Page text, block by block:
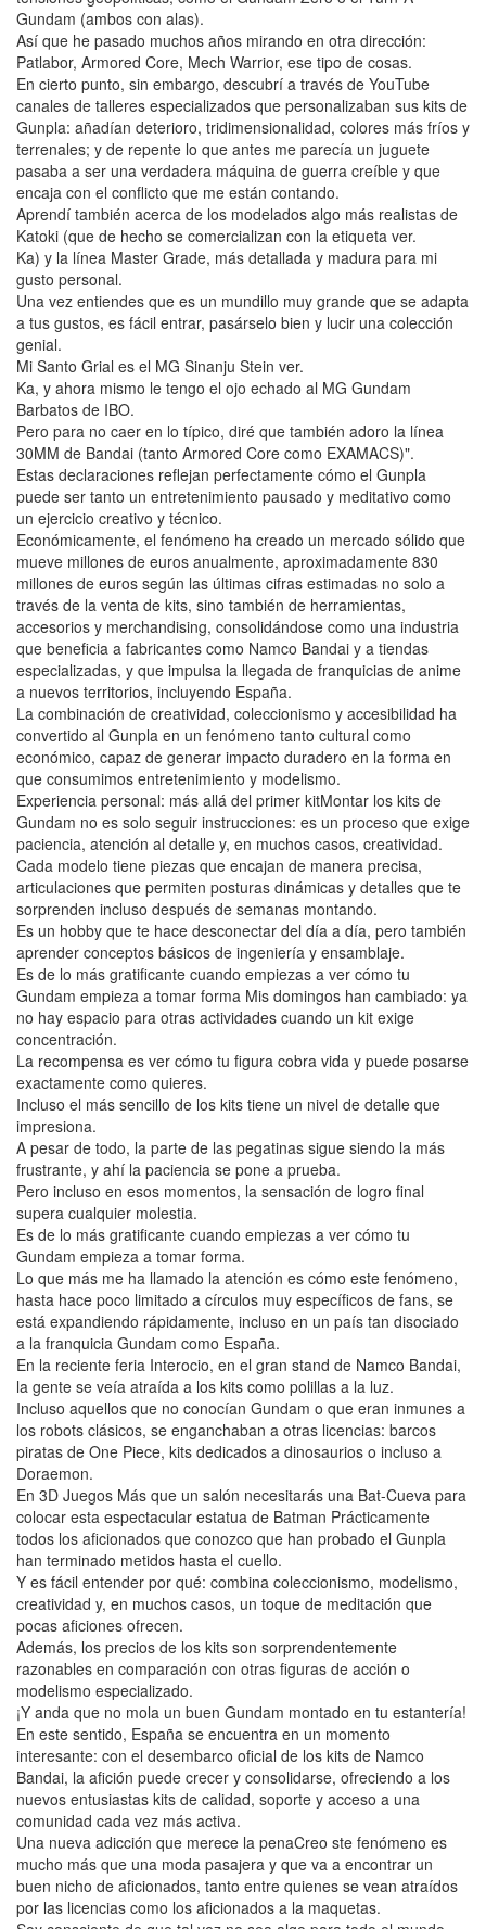
Gundam (ambos con alas).
Así que he pasado muchos años mirando en otra dirección:
Patlabor, Armored Core, Mech Warrior, ese tipo de cosas.
En cierto punto, sin embargo, descubrí a través de YouTube
canales de talleres especializados que personalizaban sus kits de
Gunpla: añadían deterioro, tridimensionalidad, colores más fríos y
terrenales; y de repente lo que antes me parecía un juguete
pasaba a ser una verdadera máquina de guerra creíble y que
encaja con el conflicto que me están contando.
Aprendí también acerca de los modelados algo más realistas de
Katoki (que de hecho se comercializan con la etiqueta ver.
Ka) y la línea Master Grade, más detallada y madura para mi
gusto personal.
Una vez entiendes que es un mundillo muy grande que se adapta
a tus gustos, es fácil entrar, pasárselo bien y lucir una colección
genial.
Mi Santo Grial es el MG Sinanju Stein ver.
Ka, y ahora mismo le tengo el ojo echado al MG Gundam
Barbatos de IBO.
Pero para no caer en lo típico, diré que también adoro la línea
30MM de Bandai (tanto Armored Core como EXAMACS)".
Estas declaraciones reflejan perfectamente cómo el Gunpla
puede ser tanto un entretenimiento pausado y meditativo como
un ejercicio creativo y técnico.
Económicamente, el fenómeno ha creado un mercado sólido que
mueve millones de euros anualmente, aproximadamente 830
millones de euros según las últimas cifras estimadas no solo a
través de la venta de kits, sino también de herramientas,
accesorios y merchandising, consolidándose como una industria
que beneficia a fabricantes como Namco Bandai y a tiendas
especializadas, y que impulsa la llegada de franquicias de anime
a nuevos territorios, incluyendo España.
La combinación de creatividad, coleccionismo y accesibilidad ha
convertido al Gunpla en un fenómeno tanto cultural como
económico, capaz de generar impacto duradero en la forma en
que consumimos entretenimiento y modelismo.
Experiencia personal: más allá del primer kitMontar los kits de
Gundam no es solo seguir instrucciones: es un proceso que exige
paciencia, atención al detalle y, en muchos casos, creatividad.
Cada modelo tiene piezas que encajan de manera precisa,
articulaciones que permiten posturas dinámicas y detalles que te
sorprenden incluso después de semanas montando.
Es un hobby que te hace desconectar del día a día, pero también
aprender conceptos básicos de ingeniería y ensamblaje.
Es de lo más gratificante cuando empiezas a ver cómo tu
Gundam empieza a tomar forma Mis domingos han cambiado: ya
no hay espacio para otras actividades cuando un kit exige
concentración.
La recompensa es ver cómo tu figura cobra vida y puede posarse
exactamente como quieres.
Incluso el más sencillo de los kits tiene un nivel de detalle que
impresiona.
A pesar de todo, la parte de las pegatinas sigue siendo la más
frustrante, y ahí la paciencia se pone a prueba.
Pero incluso en esos momentos, la sensación de logro final
supera cualquier molestia.
Es de lo más gratificante cuando empiezas a ver cómo tu
Gundam empieza a tomar forma.
Lo que más me ha llamado la atención es cómo este fenómeno,
hasta hace poco limitado a círculos muy específicos de fans, se
está expandiendo rápidamente, incluso en un país tan disociado
a la franquicia Gundam como España.
En la reciente feria Interocio, en el gran stand de Namco Bandai,
la gente se veía atraída a los kits como polillas a la luz.
Incluso aquellos que no conocían Gundam o que eran inmunes a
los robots clásicos, se enganchaban a otras licencias: barcos
piratas de One Piece, kits dedicados a dinosaurios o incluso a
Doraemon.
En 3D Juegos Más que un salón necesitarás una Bat-Cueva para
colocar esta espectacular estatua de Batman Prácticamente
todos los aficionados que conozco que han probado el Gunpla
han terminado metidos hasta el cuello.
Y es fácil entender por qué: combina coleccionismo, modelismo,
creatividad y, en muchos casos, un toque de meditación que
pocas aficiones ofrecen.
Además, los precios de los kits son sorprendentemente
razonables en comparación con otras figuras de acción o
modelismo especializado.
¡Y anda que no mola un buen Gundam montado en tu estantería!
En este sentido, España se encuentra en un momento
interesante: con el desembarco oficial de los kits de Namco
Bandai, la afición puede crecer y consolidarse, ofreciendo a los
nuevos entusiastas kits de calidad, soporte y acceso a una
comunidad cada vez más activa.
Una nueva adicción que merece la penaCreo ste fenómeno es
mucho más que una moda pasajera y que va a encontrar un
buen nicho de aficionados, tanto entre quienes se vean atraídos
por las licencias como los aficionados a la maquetas.